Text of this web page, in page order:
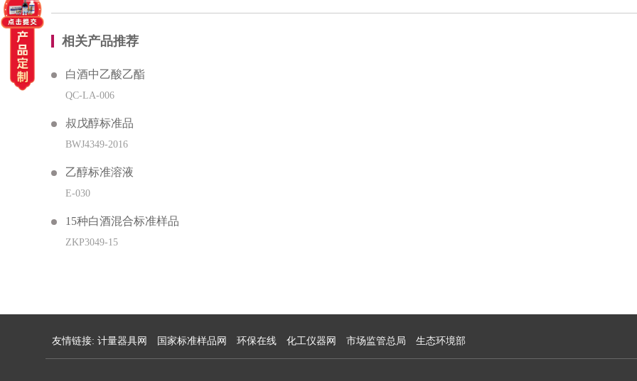
相关产品推荐
白酒中乙酸乙酯
QC-LA-006
叔戊醇标准品
BWJ4349-2016
乙醇标准溶液
E-030
15种白酒混合标准样品
ZKP3049-15
友情链接: 计量器具网 国家标准样品网 环保在线 化工仪器网 市场监管总局 生态环境部